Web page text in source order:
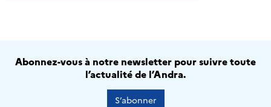
Abonnez-vous à notre newsletter pour suivre toute
l’actualité de l’Andra.
S’abonner